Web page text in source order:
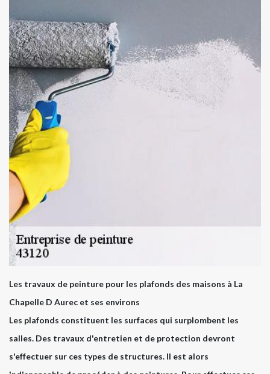
Les travaux de peinture pour les plafonds des maisons à La
Chapelle D Aurec et ses environs
Les plafonds constituent les surfaces qui surplombent les
salles. Des travaux d'entretien et de protection devront
s'effectuer sur ces types de structures. Il est alors